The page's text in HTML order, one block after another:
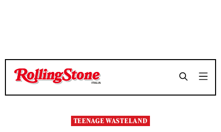
TEMPO DI LETTURA 13 MINUTI SHARE
TEMPO DI LETTURA 13 MINUTI SHARE
TEENAGE WASTELAND